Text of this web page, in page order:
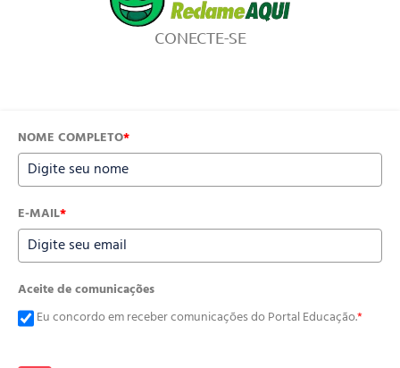
CONECTE-SE
NOME COMPLETO*
E-MAIL*
Aceite de comunicações
Eu concordo em receber comunicações do Portal Educação.*